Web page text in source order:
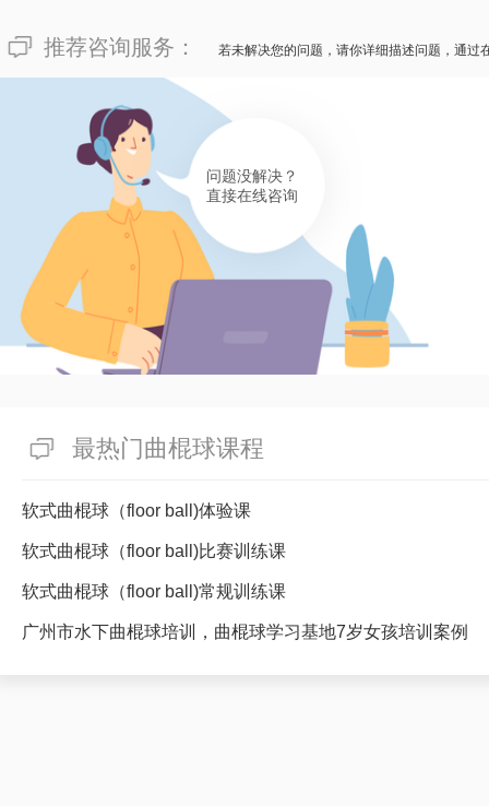
推荐咨询服务： 若未解决您的问题，请你详细描述问题，通过
问题没解决？
直接在线咨询
最热门曲棍球课程
软式曲棍球（floor ball)体验课
软式曲棍球（floor ball)比赛训练课
软式曲棍球（floor ball)常规训练课
广州市水下曲棍球培训，曲棍球学习基地7岁女孩培训案例